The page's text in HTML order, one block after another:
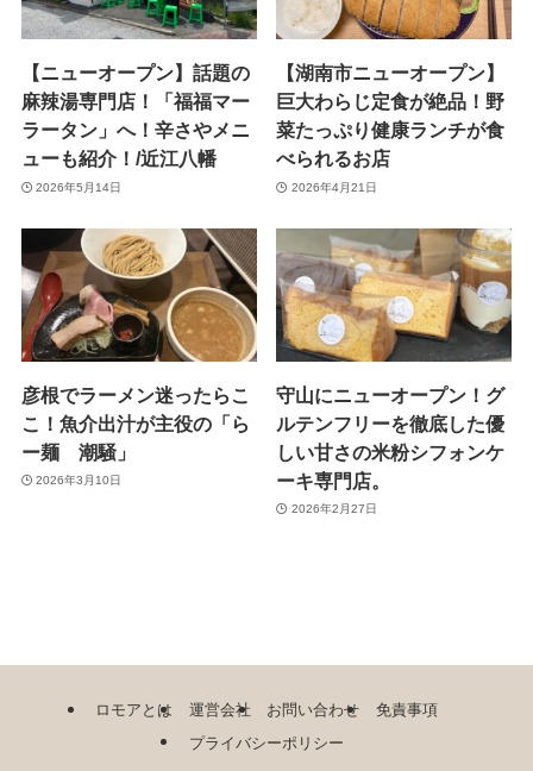
【ニューオープン】話題の
麻辣湯専門店！「福福マー
ラータン」へ！辛さやメニ
ューも紹介！/近江八幡
2026年5月14日
【湖南市ニューオープン】
巨大わらじ定食が絶品！野
菜たっぷり健康ランチが食
べられるお店
2026年4月21日
彦根でラーメン迷ったらこ
こ！魚介出汁が主役の「ら
ー麺 潮騒」
2026年3月10日
守山にニューオープン！グ
ルテンフリーを徹底した優
しい甘さの米粉シフォンケ
ーキ専門店。
2026年2月27日
ロモアとは 運営会社 お問い合わせ
免責事項
プライバシーポリシー